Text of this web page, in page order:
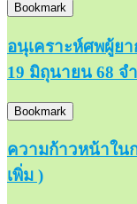
Bookmark
อนุเคราะห์ศพผู้ย
19 มิถุนายน 68 จ
Bookmark
ความก้าวหน้าใน
เพิ่ม )